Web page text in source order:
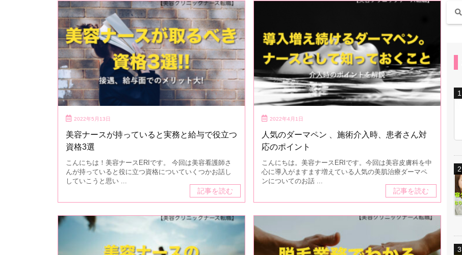
2022年5月13日
美容ナースが持っていると実務と給与で役立つ
資格3選
こんにちは！美容ナースERIです。 今回は美容看護師さ
んが持っていると役に立つ資格についていくつかお話し
していこうと思い ...
記事を読む
2022年4月1日
人気のダーマペン 、施術介入時、患者さん対
応のポイント
こんにちは。美容ナースERIです。今回は美容皮膚科を中
心に導入がますます増えている人気の美肌治療ダーマペ
ンについてのお話 ...
記事を読む